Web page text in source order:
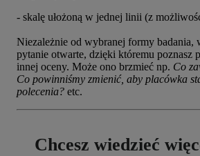
- skalę ułożoną w jednej linii (z
Niezależnie od wybranej formy badania,
pytanie otwarte, dzięki któremu poznasz
innej oceny. Może ono brzmieć np. Co
Co powinniśmy zmienić, aby placówka
polecenia? etc.
Chcesz wiedzieć